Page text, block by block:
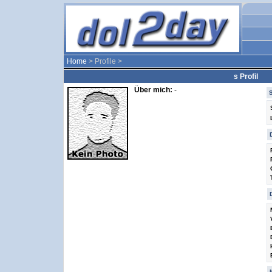
Home > Profile >
s Profil
Über mich: -